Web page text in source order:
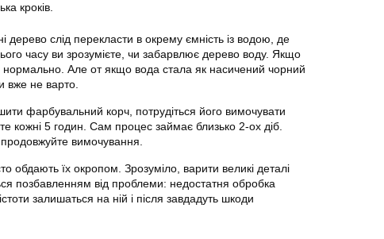
кроків.
дерево слід перекласти в окрему ємність із водою, де
часу ви зрозумієте, чи забарвлює дерево воду. Якщо
нормально. Але от якщо вода стала як насичений чорний
вже не варто.
фарбувальний корч, потрудіться його вимочувати
кожні 5 годин. Сам процес займає близько 2-ох діб.
вимочування.
обдають їх окропом. Зрозуміло, варити великі деталі
позбавленням від проблеми: недостатня обробка
залишаться на ній і після завдадуть шкоди